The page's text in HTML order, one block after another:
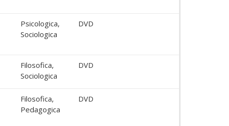
Psicologica,
Sociologica
DVD
Filosofica,
Sociologica
DVD
Filosofica,
Pedagogica
DVD